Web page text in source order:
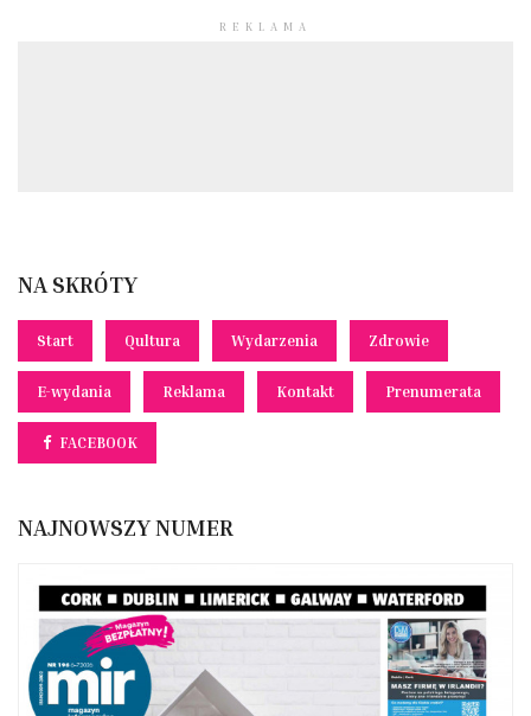
REKLAMA
NA SKRÓTY
Start Qultura Wydarzenia Zdrowie
E-wydania Reklama Kontakt Prenumerata
FACEBOOK
NAJNOWSZY NUMER